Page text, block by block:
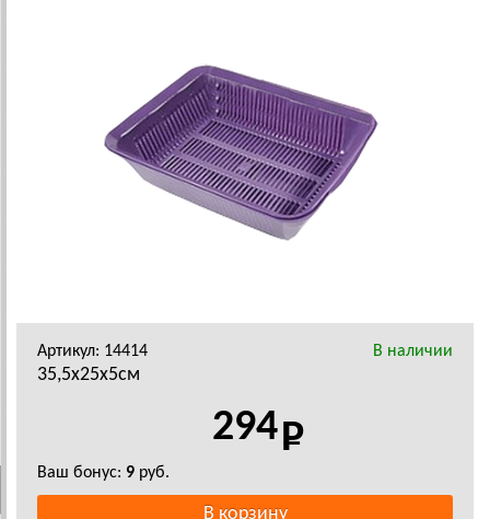
Артикул: 14414 В наличии
35,5x25x5см
294
Ваш бонус: 9 руб.